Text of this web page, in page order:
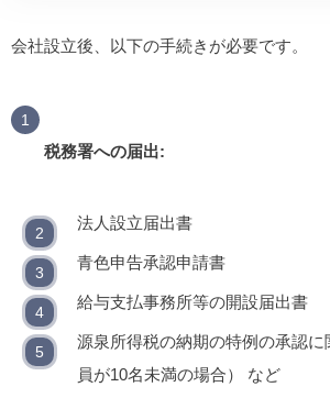
会社設立後、以下の手続きが必要です。
税務署への届出:
法人設立届出書
青色申告承認申請書
給与支払事務所等の開設届出書
源泉所得税の納期の特例の承認
員が10名未満の場合） など